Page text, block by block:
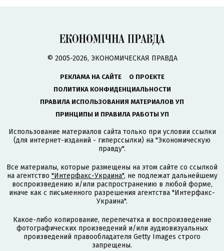
© 2005-2026, ЭКОНОМИЧЕСКАЯ ПРАВДА
РЕКЛАМА НА САЙТЕ
О ПРОЕКТЕ
ПОЛИТИКА КОНФИДЕНЦИАЛЬНОСТИ
ПРАВИЛА ИСПОЛЬЗОВАНИЯ МАТЕРИАЛОВ УП
ПРИНЦИПЫ И ПРАВИЛА РАБОТЫ УП
Использование материалов сайта только при условии ссылки
(для интернет-изданий - гиперссылки) на "Экономическую
правду".
Все материалы, которые размещены на этом сайте со ссылкой
на агентство "Интерфакс-Украина", не подлежат дальнейшему
воспроизведению и/или распространению в любой форме,
иначе как с письменного разрешения агентства "Интерфакс-
Украина".
Какое-либо копирование, перепечатка и воспроизведение
фотографических произведений и/или аудиовизуальных
произведений правообладателя Getty Images строго
запрещены.